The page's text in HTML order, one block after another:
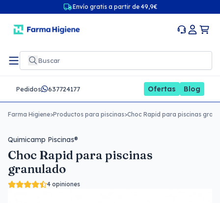
Envío gratis a partir de 49,9€
Pedidos 637724177 Ofertas Blog
Farma Higiene>Productos para piscinas>Choc Rapid para piscinas
Quimicamp Piscinas®
Choc Rapid para piscinas
granulado
4 opiniones